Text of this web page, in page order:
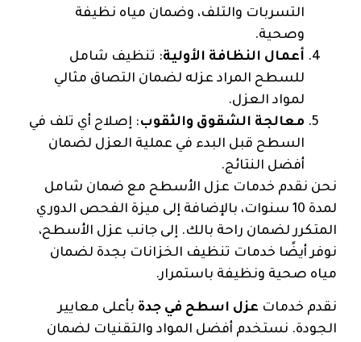
التسربات والتلف، وضمان مياه نظيفة
وصحية.
أعمال النظافة الأولية: تنظيف شامل
للسطح المراد عزله لضمان التصاق مثالي
لمواد العزل.
معالجة الشقوق والثقوب: إصلاح أي تلف في
السطح قبل البدء في عملية العزل لضمان
أفضل النتائج.
نحن نقدم خدمات عزل الأسطح مع ضمان شامل
لمدة 10 سنوات، بالإضافة إلى ميزة الفحص الدوري
المتكرر لضمان راحة بالك. إلى جانب عزل الأسطح،
نوفر أيضًا خدمات تنظيف الخزانات بجدة لضمان
مياه صحية ونظيفة باستمرار.
نقدم خدمات عزل اسطح في جدة بأعلى معايير
الجودة. نستخدم أفضل المواد والتقنيات لضمان